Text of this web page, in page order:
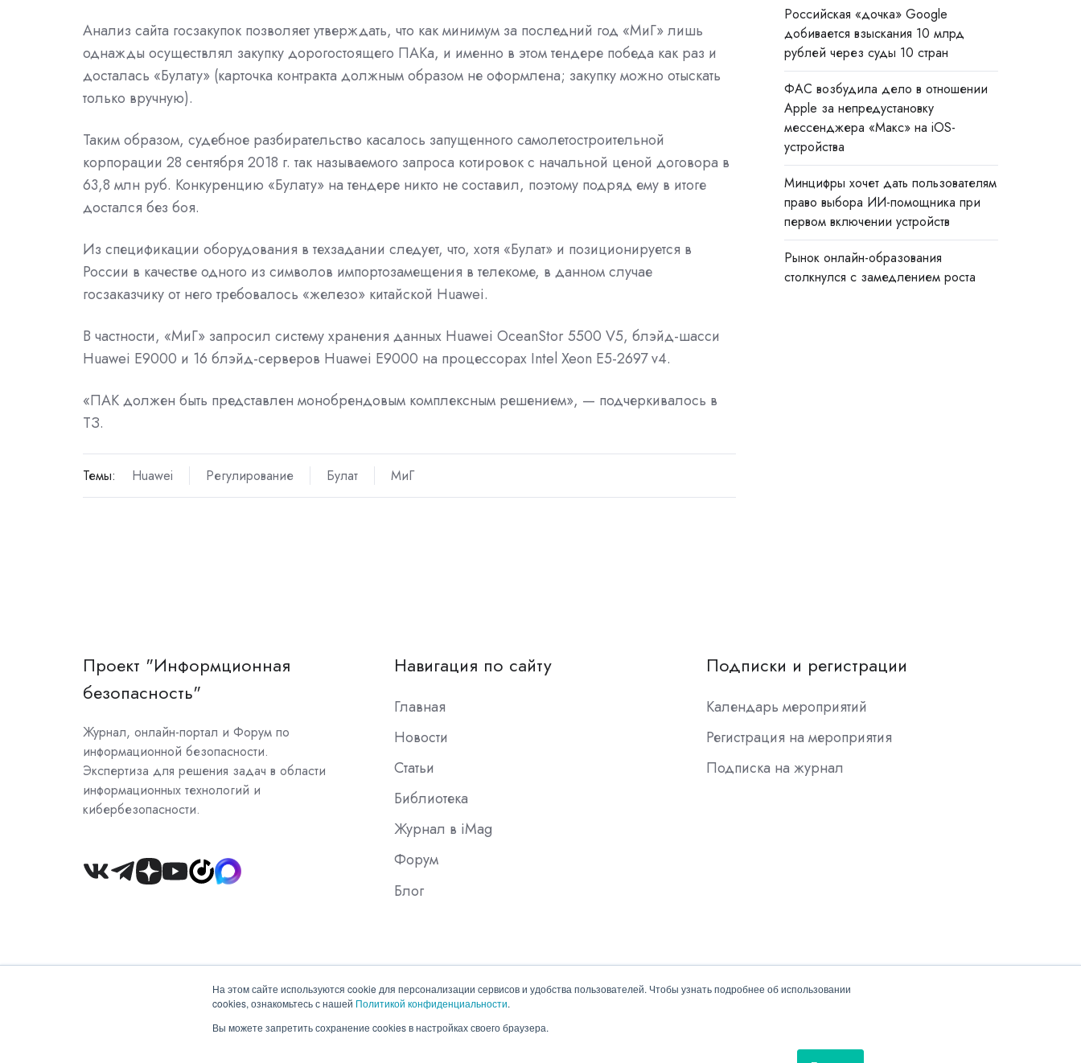
На этом сайте используются cookie для персонализации сервисов и удобства пользователей. Чтобы узнать подробнее об использовании
cookies, ознакомьтесь с нашей Политикой конфиденциальности.
Вы можете запретить сохранение cookies в настройках своего браузера.
Анализ сайта госзакупок позволяет утверждать, что как минимум за последний год «МиГ» лишь
однажды осуществлял закупку дорогостоящего ПАКа, и именно в этом тендере победа как раз и
досталась «Булату» (карточка контракта должным образом не оформлена; закупку можно отыскать
только вручную).
Таким образом, судебное разбирательство касалось запущенного самолетостроительной
корпорации 28 сентября 2018 г. так называемого запроса котировок с начальной ценой договора в
63,8 млн руб. Конкуренцию «Булату» на тендере никто не составил, поэтому подряд ему в итоге
достался без боя.
Из спецификации оборудования в техзадании следует, что, хотя «Булат» и позиционируется в
России в качестве одного из символов импортозамещения в телекоме, в данном случае
госзаказчику от него требовалось «железо» китайской Huawei.
В частности, «МиГ» запросил систему хранения данных Huawei OceanStor 5500 V5, блэйд-шасси
Huawei E9000 и 16 блэйд-серверов Huawei E9000 на процессорах Intel Xeon E5-2697 v4.
«ПАК должен быть представлен монобрендовым комплексным решением», — подчеркивалось в
ТЗ.
Темы: Huawei Регулирование Булат МиГ
Российская «дочка» Google
добивается взыскания 10 млрд
рублей через суды 10 стран
ФАС возбудила дело в отношении
Apple за непредустановку
мессенджера «Макс» на iOS-
устройства
Минцифры хочет дать пользователям
право выбора ИИ-помощника при
первом включении устройств
Рынок онлайн-образования
столкнулся с замедлением роста
Проект "Информционная
безопасность"
Журнал, онлайн-портал и Форум по
информационной безопасности.
Экспертиза для решения задач в области
информационных технологий и
кибербезопасности.
Join
Навигация по сайту
Главная
Новости
Статьи
Библиотека
Журнал в iMag
Форум
Блог
Подписки и регистрации
Календарь мероприятий
Регистрация на мероприятия
Подписка на журнал
Copyright © 2026 ООО "Гротек"